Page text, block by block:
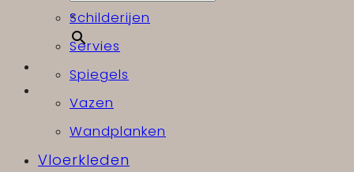
×
Schilderijen
Servies
Spiegels
Vazen
Wandplanken
Vloerkleden